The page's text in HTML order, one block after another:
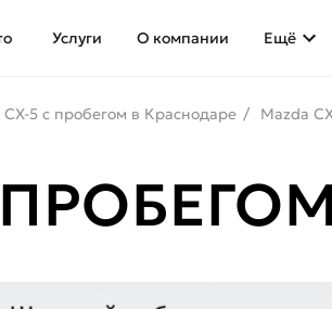
Услуги О компании Ещё
CX-5 с пробегом в Краснодаре Mazda